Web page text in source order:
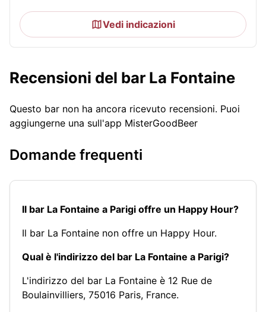
Vedi indicazioni
Recensioni del bar La Fontaine
Questo bar non ha ancora ricevuto recensioni. Puoi
aggiungerne una sull'app MisterGoodBeer
Domande frequenti
Il bar La Fontaine a Parigi offre un Happy Hour?
Il bar La Fontaine non offre un Happy Hour.
Qual è l'indirizzo del bar La Fontaine a Parigi?
L'indirizzo del bar La Fontaine è 12 Rue de
Boulainvilliers, 75016 Paris, France.